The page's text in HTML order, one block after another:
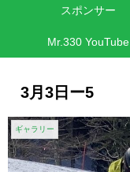
スポンサー
Mr.330 YouTube
3月3日ー5
ギャラリー